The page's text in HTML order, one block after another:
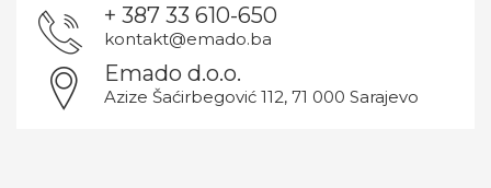
+ 387 33 610-650
kontakt@emado.ba
Emado d.o.o.
Azize Šaćirbegović 112, 71 000 Sarajevo